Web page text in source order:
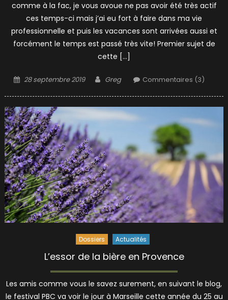
comme à la fac, je vous avoue ne pas avoir été très actif
ces temps-ci mais j’ai eu fort à faire dans ma vie
professionnelle et puis les vacances sont arrivées aussi et
forcément le temps est passé très vite! Premier sujet de
cette […]
Posted
28 septembre 2019 Author
Greg Commentaires (3)
Dossiers Actualités
L’essor de la bière en Provence
Les amis comme vous le savez surement, en suivant le blog,
le festival PBC va voir le jour à Marseille cette année du 25 au